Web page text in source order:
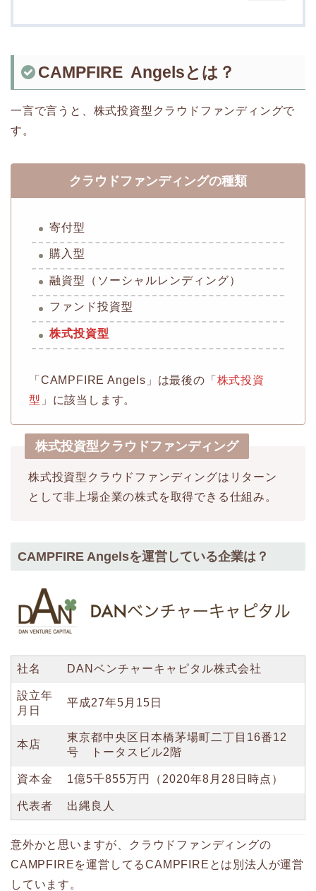
CAMPFIRE Angelsとは？
一言で言うと、株式投資型クラウドファンディングで
す。
クラウドファンディングの種類
寄付型
購入型
融資型（ソーシャルレンディング）
ファンド投資型
株式投資型
「CAMPFIRE Angels」は最後の「 株式投資
型 」に該当します。
株式投資型クラウドファンディング
株式投資型クラウドファンディングはリターン
として非上場企業の株式を取得できる仕組み。
CAMPFIRE Angelsを運営している企業は？
社名 DANベンチャーキャピタル株式会社
設立年
月日
平成27年5月15日
本店
東京都中央区日本橋茅場町二丁目16番12
号 トータスビル2階
資本金 1億5千855万円（2020年8月28日時点）
代表者 出縄良人
意外かと思いますが、クラウドファンディングの
CAMPFIREを運営してるCAMPFIREとは別法人が運営
しています。